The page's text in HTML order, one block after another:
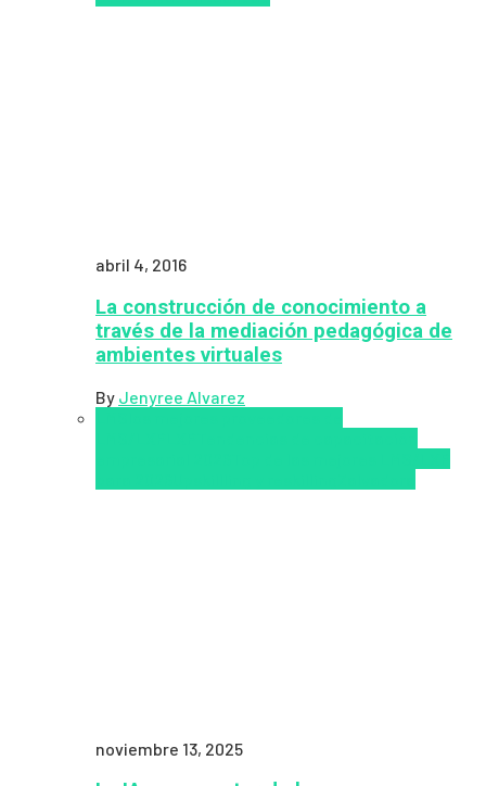
abril 4, 2016
La construcción de conocimiento a
través de la mediación pedagógica de
ambientes virtuales
By Jenyree Alvarez
noviembre 13, 2025